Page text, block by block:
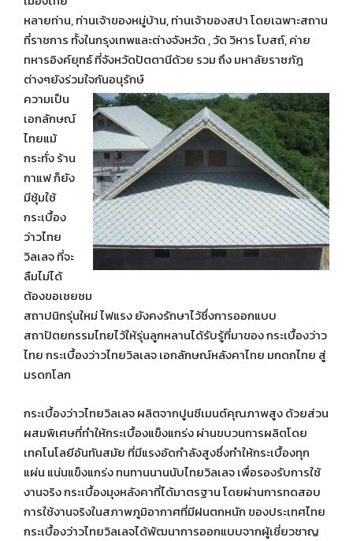
หลายท่าน, ท่านเจ้าของหมู่บ้าน, ท่านเจ้าของสปา โดยเฉพาะสถาน
ที่ราชการ ทั้งในกรุงเทพและต่างจังหวัด , วัด วิหาร โบสถ์, ค่าย
ทหารอิงค์ยุทธ์ ที่จังหวัดปัตตานีด้วย รวม ถึง มหาลัยราชภัฎ
ต่างๆยังร่วมใจกันอนุรักษ์
ความเป็น
เอกลักษณ์
ไทยแม้
กระทั่ง ร้าน
กาแฟ ก็ยัง
มีซุ้มใช้
กระเบื้อง
ว่าวไทย
วิลเลจ ที่จะ
ลืมไม่ได้
ต้องขอเชยชม
สถาปนิกรุ่นใหม่ ไฟแรง ยังคงรักษาไว้ซึ่งการออกแบบ
สถาปัตยกรรมไทยไว้ให้รุ่นลูกหลานได้รับรู้ที่มาของ กระเบื้องว่าว
ไทย กระเบื้องว่าวไทยวิลเลจ เอกลักษณ์หลังคาไทย มกดกไทย สู่
มรดกโลก
กระเบื้องว่าวไทยวิลเลจ ผลิตจากปูนซีเมนต์คุณภาพสูง ด้วยส่วน
ผสมพิเศษที่ทำให้กระเบื้องแข็งแกร่ง ผ่านขบวนการผลิตโดย
เทคโนโลยีอันทันสมัย ที่มีแรงอัดกำลังสูงซึ่งทำให้กระเบื้องทุก
แผ่น แน่นแข็งแกร่ง ทนทานนานนับไทยวิลเลจ เพื่อรองรับการใช้
งานจริง กระเบื้องมุงหลังคาที่ได้มาตรฐาน โดยผ่านการทดสอบ
การใช้งานจริงในสภาพภูมิอากาศที่มีฝนตกหนัก ของประเทศไทย
กระเบื้องว่าวไทยวิลเลจได้พัฒนาการออกแบบจากผู้เชี่ยวชาญ